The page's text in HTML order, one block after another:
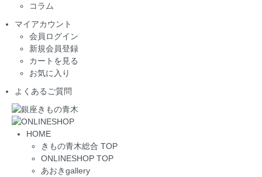
コラム
マイアカウント
会員ログイン
新規会員登録
カートを見る
お気に入り
よくあるご質問
HOME
きもの青木総合 TOP
ONLINESHOP TOP
あおきgallery